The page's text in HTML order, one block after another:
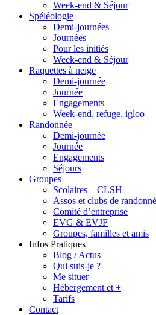
Week-end & Séjour
Spéléologie
Demi-journées
Journées
Pour les initiés
Week-end & Séjour
Raquettes à neige
Demi-journée
Journée
Engagements
Week-end, refuge, igloo
Randonnée
Demi-journée
Journée
Engagements
Séjours
Groupes
Scolaires – CLSH
Assos et clubs de
Comité d’entreprise
EVG & EVJF
Groupes, familles et amis
Infos Pratiques
Blog / Actus
Qui suis-je ?
Me situer
Hébergement et +
Tarifs
Contact